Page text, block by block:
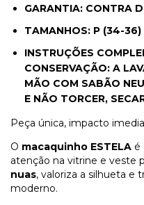
GARANTIA: CONTRA
TAMANHOS: P (34-
INSTRUÇÕES
CONSERVAÇÃO: A
MÃO COM SABÃO
E NÃO TORCER,
Peça única, impacto
O macaquinho ESTELA é
atenção na vitrine e veste
nuas, valoriza a silhueta e
moderno.